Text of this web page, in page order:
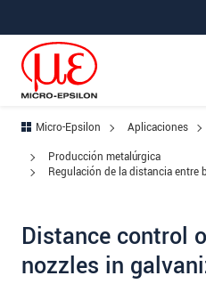
Saltar directamente a la
Micro-Epsilon Aplicaciones
Producción metalúrgica
Regulación de la distancia entre
Distance control
nozzles in